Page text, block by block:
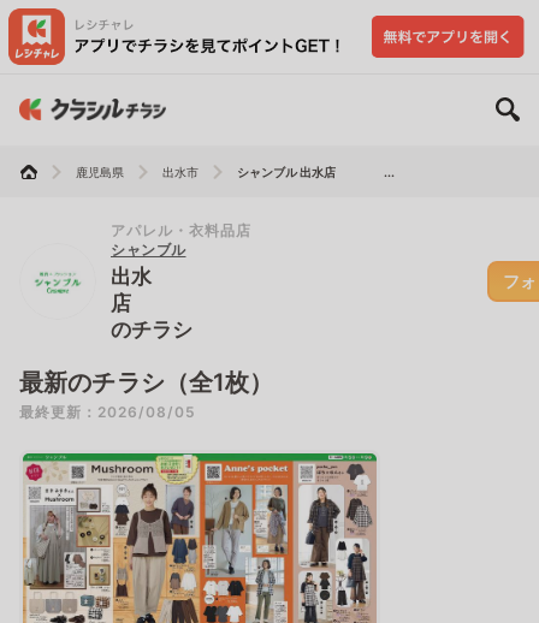
鹿児島県 出水市 シャンブル 出水店 ...
アパレル・衣料品店
シャンブル
出水
店
のチラシ
フ
最新のチラシ（全1枚）
最終更新：2026/08/05